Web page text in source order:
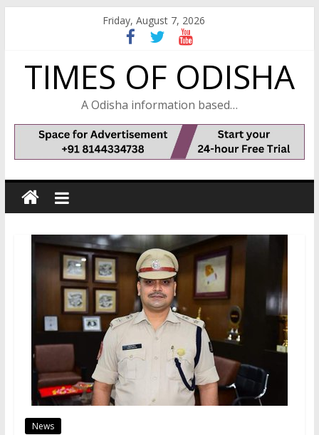
Friday, August 7, 2026
TIMES OF ODISHA
A Odisha information based…
News